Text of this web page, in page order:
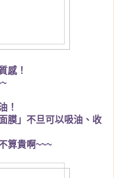
感！
！
膜」不旦可以吸油、收
算貴啊~~~